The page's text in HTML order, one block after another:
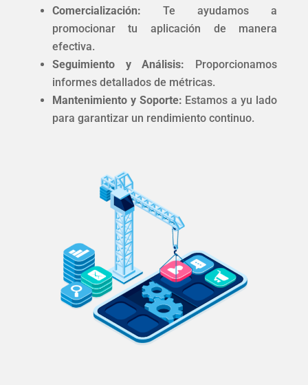
Comercialización: Te ayudamos a
promocionar tu aplicación de manera
efectiva.
Seguimiento y Análisis: Proporcionamos
informes detallados de métricas.
Mantenimiento y Soporte: Estamos a yu lado
para garantizar un rendimiento continuo.